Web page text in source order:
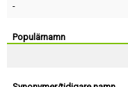
-
Populärnamn